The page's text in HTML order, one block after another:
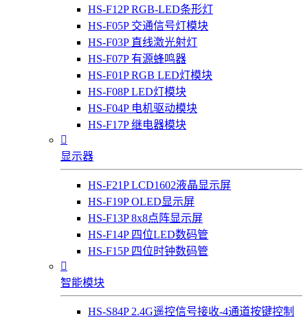
HS-F12P RGB-LED条形灯
HS-F05P 交通信号灯模块
HS-F03P 直线激光射灯
HS-F07P 有源蜂鸣器
HS-F01P RGB LED灯模块
HS-F08P LED灯模块
HS-F04P 电机驱动模块
HS-F17P 继电器模块

显示器
HS-F21P LCD1602液晶显示屏
HS-F19P OLED显示屏
HS-F13P 8x8点阵显示屏
HS-F14P 四位LED数码管
HS-F15P 四位时钟数码管

智能模块
HS-S84P 2.4G遥控信号接收-4通道按键控制